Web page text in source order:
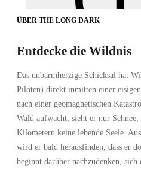
The Long Dark Survival
ÜBER THE LONG DARK
Entdecke die Wildnis
Das unbarmherzige Schicksal hat
Piloten) direkt inmitten einer
nach einer geomagnetischen
Wald aufwacht, sieht er nur
Kilometern keine lebende Seele.
wird er bald herausfinden, dass er
beginnt darüber nachzudenken,